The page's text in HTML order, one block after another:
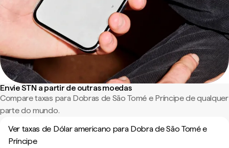
Envie STN a partir de outras moedas
Compare taxas para Dobras de São Tomé e Príncipe de qualquer
parte do mundo.
Ver taxas de Dólar americano para Dobra de São Tomé e
Príncipe